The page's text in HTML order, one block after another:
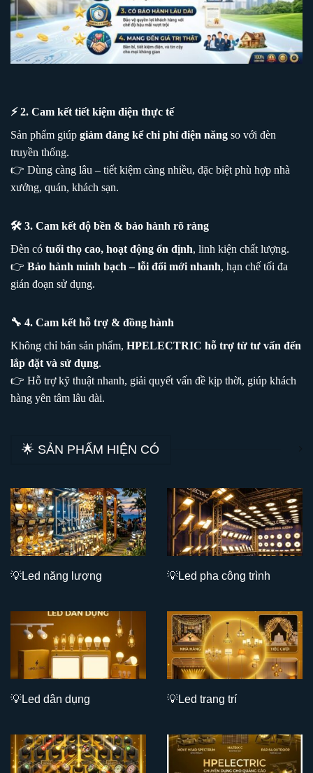
⚡ 2. Cam kết tiết kiệm điện thực tế
Sản phẩm giúp giảm đáng kể chi phí điện năng so với đèn
truyền thống.
👉 Dùng càng lâu – tiết kiệm càng nhiều, đặc biệt phù hợp nhà
xưởng, quán, khách sạn.
🛠️ 3. Cam kết độ bền & bảo hành rõ ràng
Đèn có tuổi thọ cao, hoạt động ổn định, linh kiện chất lượng.
👉 Bảo hành minh bạch – lỗi đổi mới nhanh, hạn chế tối đa
gián đoạn sử dụng.
🔧 4. Cam kết hỗ trợ & đồng hành
Không chỉ bán sản phẩm, HPELECTRIC hỗ trợ từ tư vấn đến
lắp đặt và sử dụng.
👉 Hỗ trợ kỹ thuật nhanh, giải quyết vấn đề kịp thời, giúp khách
hàng yên tâm lâu dài.
🌟 SẢN PHẨM HIỆN CÓ
💡Led năng lượng 💡Led pha công trình
💡Led dân dụng 💡Led trang trí